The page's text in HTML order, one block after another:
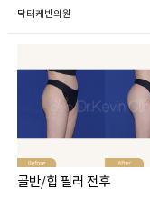
닥터케빈의원
골반/힙 필러 전후